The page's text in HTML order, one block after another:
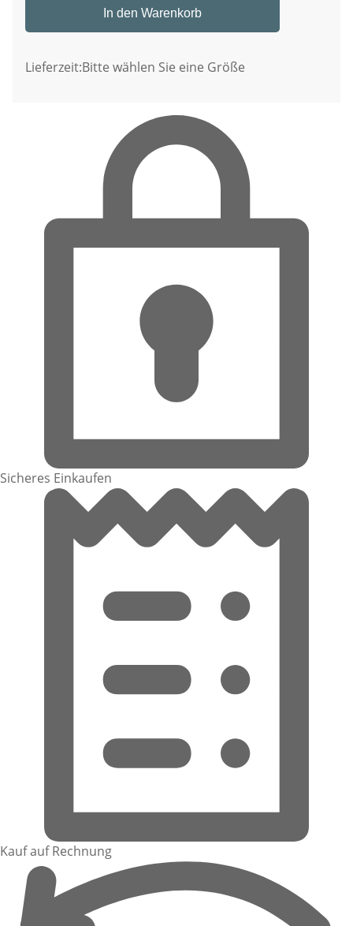
In den Warenkorb
Lieferzeit:Bitte wählen Sie eine Größe
Sicheres Einkaufen
Kauf auf Rechnung